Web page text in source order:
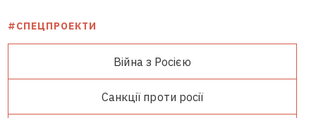
#СПЕЦПРОЕКТИ
Війна з Росією
Санкції проти росії